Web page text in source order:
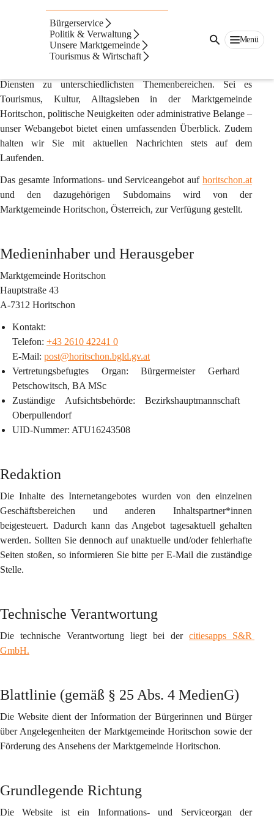
Bürgerservice
Politik & Verwaltung
Unsere Marktgemeinde
Tourismus & Wirtschaft
Menü
Impressum & Offenlegung gemäß §25 des
Mediengesetzes
ist die offizielle Online-Plattform der
Marktgemeinde Horitschon. Hier und auf zugehörigen
Diensten zu unterschiedlichsten Themenbereichen. Sei es
Tourismus, Kultur, Alltagsleben in der Marktgemeinde
Horitschon, politische Neuigkeiten oder administrative Belange –
unser Webangebot bietet einen umfassenden Überblick. Zudem
halten wir Sie mit aktuellen Nachrichten stets auf dem
Laufenden.
Das gesamte Informations- und Serviceangebot auf horitschon.at
und den dazugehörigen Subdomains wird von der
Marktgemeinde Horitschon, Österreich, zur Verfügung gestellt.
Medieninhaber und Herausgeber
Marktgemeinde Horitschon
Hauptstraße 43
A-7312 Horitschon
Kontakt:
Telefon: +43 2610 42241 0
E-Mail: post@horitschon.bgld.gv.at
Vertretungsbefugtes Organ: Bürgermeister Gerhard
Petschowitsch, BA MSc
Zuständige Aufsichtsbehörde: Bezirkshauptmannschaft
Oberpullendorf
UID-Nummer: ATU16243508
Redaktion
Die Inhalte des Internetangebotes wurden von den einzelnen
Geschäftsbereichen und anderen Inhaltspartner*innen
beigesteuert. Dadurch kann das Angebot tagesaktuell gehalten
werden. Sollten Sie dennoch auf unaktuelle und/oder fehlerhafte
Seiten stoßen, so informieren Sie bitte per E-Mail die zuständige
Stelle.
Technische Verantwortung
Die technische Verantwortung liegt bei der citiesapps S&R
GmbH.
Blattlinie (gemäß § 25 Abs. 4 MedienG)
Die Website dient der Information der Bürgerinnen und Bürger
über Angelegenheiten der Marktgemeinde Horitschon sowie der
Förderung des Ansehens der Marktgemeinde Horitschon.
Grundlegende Richtung
Die Website ist ein Informations- und Serviceorgan der